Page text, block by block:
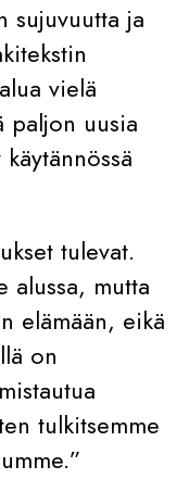
sujuvuutta ja
vielä
paljon uusia
tulevat.
alussa, mutta
elämään, eikä
on
tulkitsemme